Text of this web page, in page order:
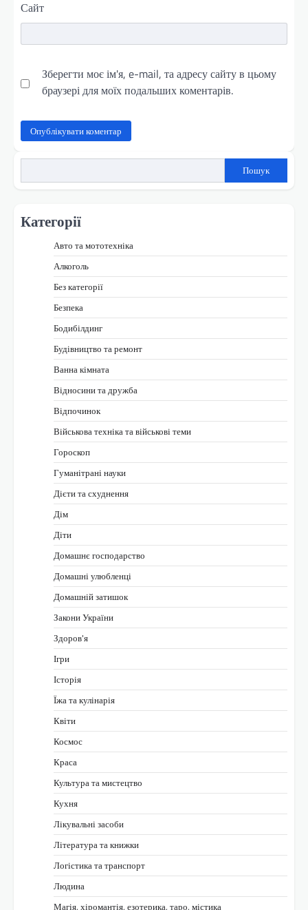
Сайт
Зберегти моє ім'я, e-mail, та адресу сайту в цьому
браузері для моїх подальших коментарів.
Пошук
Категорії
Авто та мототехніка
Алкоголь
Без категорії
Безпека
Бодибілдинг
Будівництво та ремонт
Ванна кімната
Відносини та дружба
Відпочинок
Військова техніка та військові теми
Гороскоп
Гуманітрані науки
Дієти та схуднення
Дім
Діти
Домашнє господарство
Домашні улюбленці
Домашній затишок
Закони України
Здоров'я
Ігри
Історія
Їжа та кулінарія
Квіти
Космос
Краса
Культура та мистецтво
Кухня
Лікувальні засоби
Література та книжки
Логістика та транспорт
Людина
Магія, хіромантія, езотерика, таро, містика